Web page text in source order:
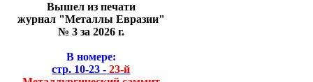
Вышел из печати
журнал "Металлы Евразии"
№ 3 за 2026 г.
В номере:
стр. 10-23 - 23-й